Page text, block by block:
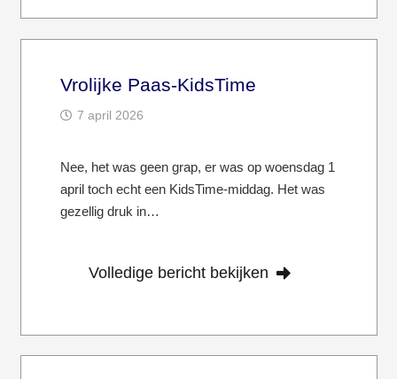
Vrolijke Paas-KidsTime
7 april 2026
Nee, het was geen grap, er was op woensdag 1
april toch echt een KidsTime-middag. Het was
gezellig druk in…
Volledige bericht bekijken